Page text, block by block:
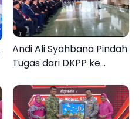
Andi Ali Syahbana Pindah
Tugas dari DKPP ke